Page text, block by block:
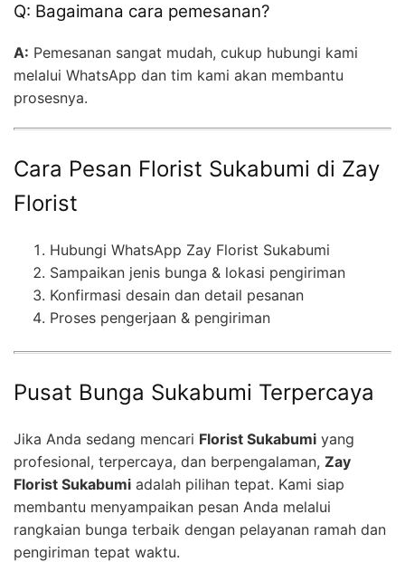
Q: Bagaimana cara pemesanan?
A: Pemesanan sangat mudah, cukup hubungi kami
melalui WhatsApp dan tim kami akan membantu
prosesnya.
Cara Pesan Florist Sukabumi di Zay
Florist
Hubungi WhatsApp Zay Florist Sukabumi
Sampaikan jenis bunga & lokasi pengiriman
Konfirmasi desain dan detail pesanan
Proses pengerjaan & pengiriman
Pusat Bunga Sukabumi Terpercaya
Jika Anda sedang mencari Florist Sukabumi yang
profesional, terpercaya, dan berpengalaman, Zay
Florist Sukabumi adalah pilihan tepat. Kami siap
membantu menyampaikan pesan Anda melalui
rangkaian bunga terbaik dengan pelayanan ramah dan
pengiriman tepat waktu.